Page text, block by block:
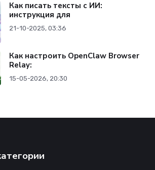
Как писать тексты с ИИ:
инструкция для
21-10-2025, 03:36
Как настроить OpenClaw Browser
Relay:
15-05-2026, 20:30